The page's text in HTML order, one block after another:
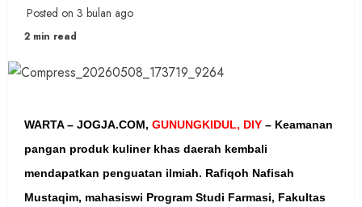
Posted on 3 bulan ago
2 min read
WARTA – JOGJA.COM, GUNUNGKIDUL, DIY – Keamanan
pangan produk kuliner khas daerah kembali
mendapatkan penguatan ilmiah. Rafiqoh Nafisah
Mustaqim, mahasiswi Program Studi Farmasi, Fakultas